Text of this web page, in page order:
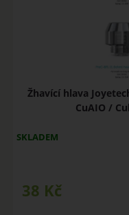
Žhavící hlava
CuAIO /
SKLADEM
38 Kč